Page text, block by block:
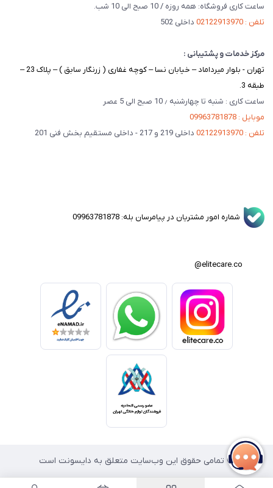
ساعت کاری فروشگاه: همه روزه / 10 صبح الی 10 شب.
تلفن : 02122913970
داخلی 502
مرکز خدمات و پشتیبانی :
تهران - بلوار میرداماد – خیابان نسا – کوچه غفاری ( زرنگار سابق ) – پلاک 23 –
طبقه 3.
ساعت کاری : شنبه تا چهارشنبه ٫ 10 صبح الی 5 عصر
موبایل : 09963781878
تلفن : 02122913970
داخلی 219 و 217 - داخلی مستقیم بخش فنی 201
شماره امور مشتریان در پیامرسان بله: 09963781878
© تمامی حقوق این وب‌سایت متعلق به دایسونت است